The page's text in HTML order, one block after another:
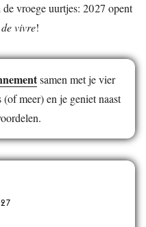
vroege uurtjes: 2027 opent
vivre!
samen met je vier
meer) en je geniet naast